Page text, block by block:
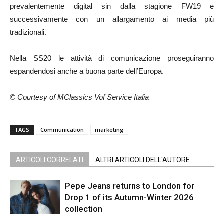
prevalentemente digital sin dalla stagione FW19 e
successivamente con un allargamento ai media più
tradizionali.
Nella SS20 le attività di comunicazione proseguiranno
espandendosi anche a buona parte dell’Europa.
© Courtesy of MClassics Vof Service Italia
TAGS Communication marketing
ARTICOLI CORRELATI ALTRI ARTICOLI DELL'AUTORE
Pepe Jeans returns to London for
Drop 1 of its Autumn-Winter 2026
collection